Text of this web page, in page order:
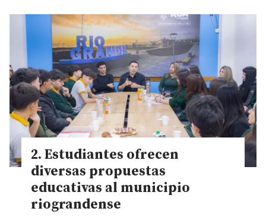
Estudiantes ofrecen
diversas propuestas
educativas al municipio
riograndense